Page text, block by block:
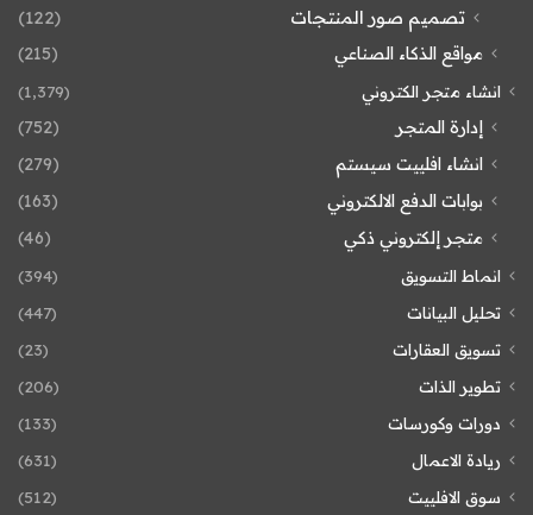
تصميم صور المنتجات (122)
مواقع الذكاء الصناعي (215)
انشاء متجر الكتروني (1٬379)
إدارة المتجر
(752)
انشاء افلييت سيستم
(279)
بوابات الدفع الالكتروني
(163)
متجر إلكتروني ذكي
(46)
انماط التسويق
(394)
تحليل البيانات
(447)
تسويق العقارات
(23)
تطوير الذات
(206)
دورات وكورسات
(133)
ريادة الاعمال
(631)
سوق الافلييت
(512)